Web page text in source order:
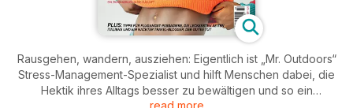
Rausgehen, wandern, ausziehen: Eigentlich ist „Mr. Outdoors“
Stress-Management-Spezialist und hilft Menschen dabei, die
Hektik ihres Alltags besser zu bewältigen und so ein
read more